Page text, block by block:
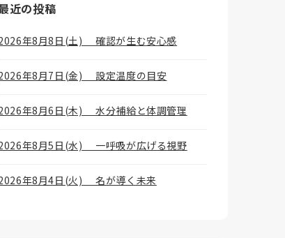
近の投稿
年8月8日(土) 確認が生む安心感
年8月7日(金) 設定温度の目安
年8月6日(木) 水分補給と体調管理
年8月5日(水) 一呼吸が広げる視野
年8月4日(火) 名が導く未来